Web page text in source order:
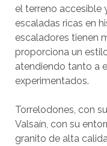
el terreno accesible
escaladas ricas en
escaladores tienen
proporciona un
atendiendo tanto a
experimentados.
Torrelodones, con
Valsaín, con su
granito de alta